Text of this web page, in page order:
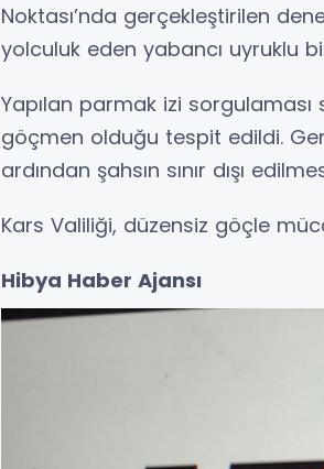
Noktası’nda gerçekleştirilen
yolculuk eden yabancı uyruklu
Yapılan parmak izi
göçmen olduğu tespit edildi.
ardından şahsın sınır dışı
Kars Valiliği, düzensiz göçle
Hibya Haber Ajansı